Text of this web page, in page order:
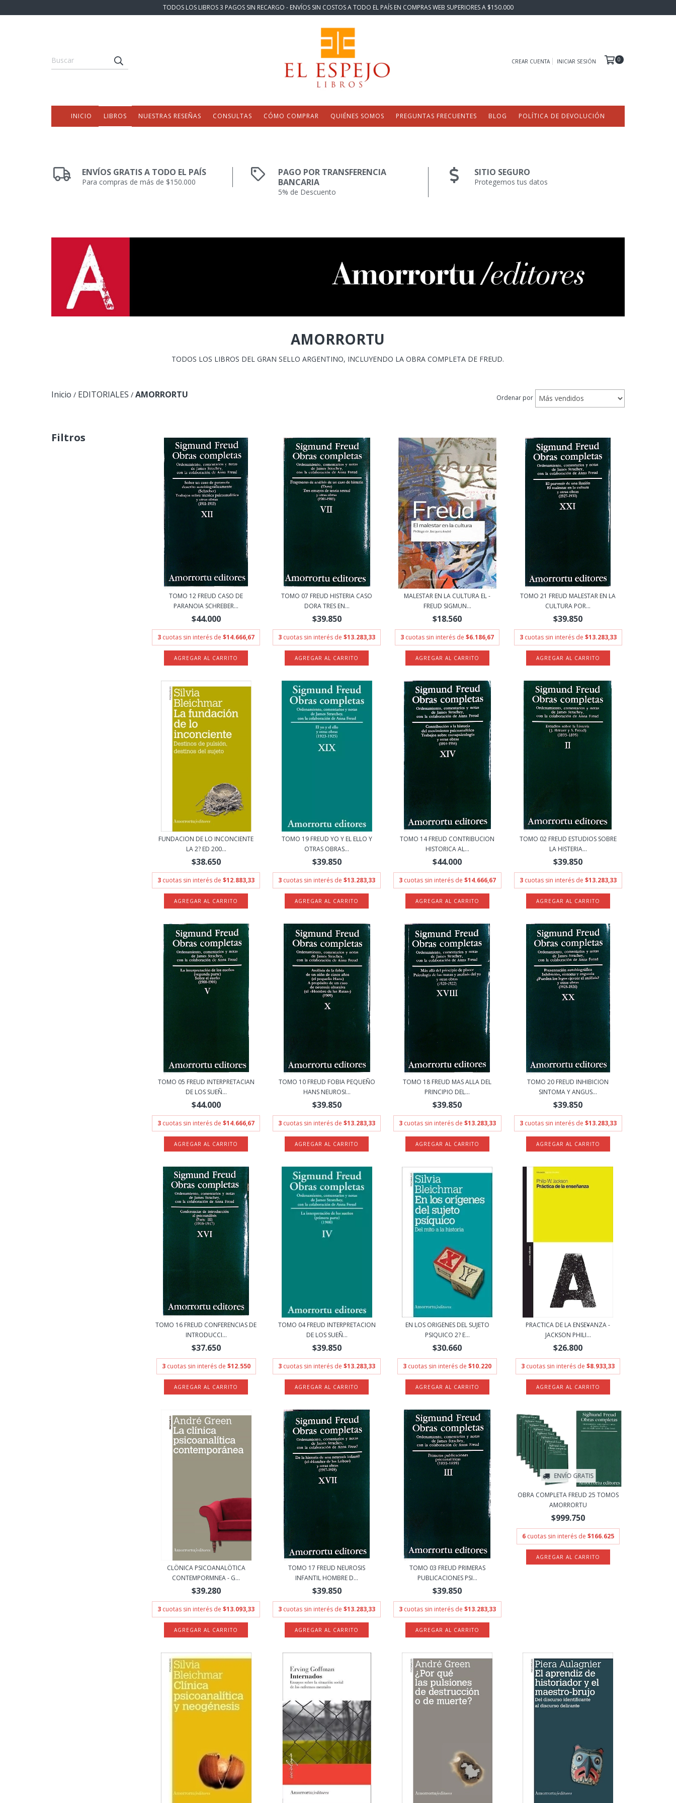
TODOS LOS LIBROS 3 PAGOS SIN RECARGO - ENVÍOS SIN COSTOS A TODO EL PAÍS EN COMPRAS WEB SUPERIORES A $150.000
CREAR CUENTA INICIAR SESIÓN 0
INICIO LIBROS NUESTRAS RESEÑAS CONSULTAS CÓMO COMPRAR QUIÉNES SOMOS PREGUNTAS FRECUENTES BLOG POLÍTICA DE DEVOLUCIÓN
ENVÍOS GRATIS A TODO EL PAÍS
Para compras de más de $150.000
PAGO POR TRANSFERENCIA
BANCARIA
5% de Descuento
SITIO SEGURO
Protegemos tus datos
AMORRORTU
TODOS LOS LIBROS DEL GRAN SELLO ARGENTINO, INCLUYENDO LA OBRA COMPLETA DE FREUD.
Inicio / EDITORIALES / AMORRORTU Ordenar por
Filtros
TOMO 12 FREUD CASO DE
PARANOIA SCHREBER...
$44.000
3 cuotas sin interés de$14.666,67
TOMO 07 FREUD HISTERIA CASO
DORA TRES EN...
$39.850
3 cuotas sin interés de$13.283,33
MALESTAR EN LA CULTURA EL -
FREUD SIGMUN...
$18.560
3 cuotas sin interés de$6.186,67
TOMO 21 FREUD MALESTAR EN LA
CULTURA POR...
$39.850
3 cuotas sin interés de $13.283,33
FUNDACION DE LO INCONCIENTE
LA 2? ED 200...
$38.650
3 cuotas sin interés de$12.883,33
TOMO 19 FREUD YO Y EL ELLO Y
OTRAS OBRAS...
$39.850
3 cuotas sin interés de$13.283,33
TOMO 14 FREUD CONTRIBUCION
HISTORICA AL...
$44.000
3 cuotas sin interés de $14.666,67
TOMO 02 FREUD ESTUDIOS SOBRE
LA HISTERIA...
$39.850
3 cuotas sin interés de $13.283,33
TOMO 05 FREUD INTERPRETACIAN
DE LOS SUEÑ...
$44.000
3 cuotas sin interés de$14.666,67
TOMO 10 FREUD FOBIA PEQUEÑO
HANS NEUROSI...
$39.850
3 cuotas sin interés de$13.283,33
TOMO 18 FREUD MAS ALLA DEL
PRINCIPIO DEL...
$39.850
3 cuotas sin interés de $13.283,33
TOMO 20 FREUD INHIBICION
SINTOMA Y ANGUS...
$39.850
3 cuotas sin interés de $13.283,33
TOMO 16 FREUD CONFERENCIAS DE
INTRODUCCI...
$37.650
3 cuotas sin interés de $12.550
TOMO 04 FREUD INTERPRETACION
DE LOS SUEÑ...
$39.850
3 cuotas sin interés de$13.283,33
EN LOS ORIGENES DEL SUJETO
PSIQUICO 2? E...
$30.660
3 cuotas sin interés de$10.220
PRACTICA DE LA ENSE¥ANZA -
JACKSON PHILI...
$26.800
3 cuotas sin interés de$8.933,33
CLÖNICA PSICOANALÖTICA
CONTEMPORΜNEA - G...
$39.280
3 cuotas sin interés de$13.093,33
TOMO 17 FREUD NEUROSIS
INFANTIL HOMBRE D...
$39.850
3 cuotas sin interés de$13.283,33
TOMO 03 FREUD PRIMERAS
PUBLICACIONES PSI...
$39.850
3 cuotas sin interés de $13.283,33
ENVÍO GRATIS
OBRA COMPLETA FREUD 25 TOMOS
AMORRORTU
$999.750
6 cuotas sin interés de $166.625